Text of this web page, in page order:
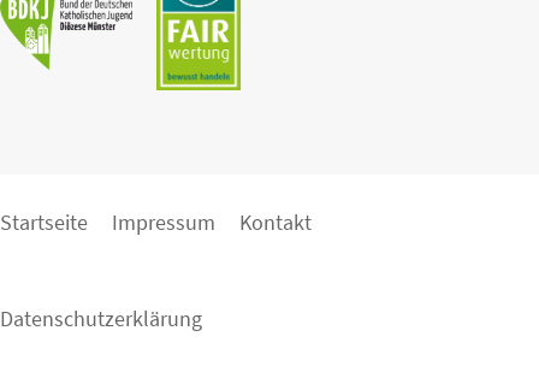
Startseite Impressum Kontakt
Datenschutzerklärung